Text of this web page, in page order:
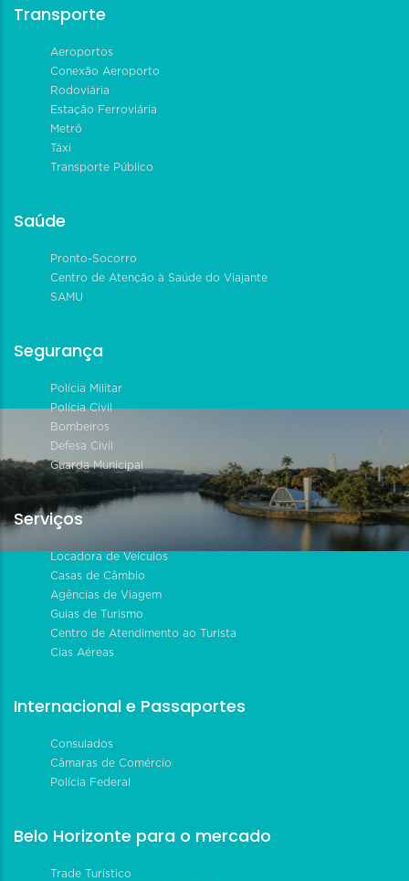
Transporte
Aeroportos
Conexão Aeroporto
Rodoviária
Estação Ferroviária
Metrô
Táxi
Transporte Público
Saúde
Pronto-Socorro
Centro de Atenção à Saúde do Viajante
SAMU
Segurança
Polícia Militar
Polícia Civil
Bombeiros
Defesa Civil
Guarda Municipal
Serviços
Locadora de Veículos
Casas de Câmbio
Agências de Viagem
Guias de Turismo
Centro de Atendimento ao Turista
Cias Aéreas
Internacional e Passaportes
Consulados
Câmaras de Comércio
Polícia Federal
Belo Horizonte para o mercado
Trade Turístico